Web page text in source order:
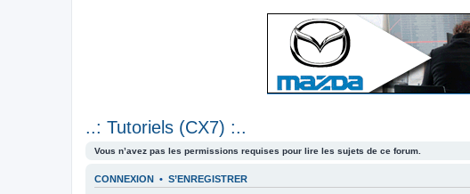
..: Tutoriels (CX7) :..
Vous n’avez pas les permissions requises pour lire les sujets de ce forum.
CONNEXION • S’ENREGISTRER